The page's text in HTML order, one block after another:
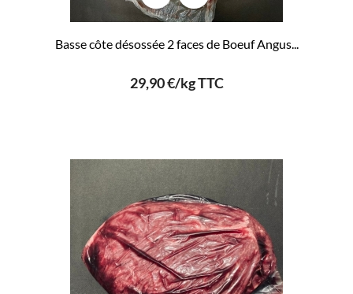
Basse côte désossée 2 faces de Boeuf Angus...
29,90 €/kg TTC